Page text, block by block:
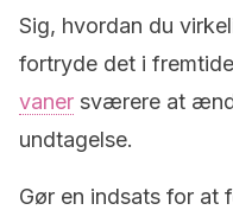
Sig, hvordan du
fortryde det i
vaner sværere at
undtagelse.
Gør en indsats for at